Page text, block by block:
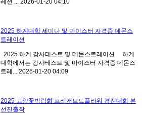
2025 하계대학 세미나 및 마이스터 자격증 데몬스
트레이션
2025 하계 강사테스트 및 데몬스트레이션 하계
대학에서는 강사테스트 및 마이스터 자격증 데몬스
트레... 2026-01-20 04:09
2025 고양꽃박람회 프리저브드플라워 경진대회 본
선진출작